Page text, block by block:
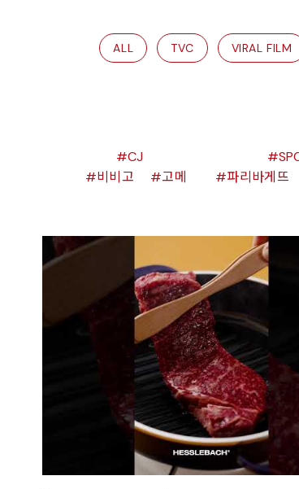
ALL TVC VIRAL FILM
CJ
비비고
고메
파리바게뜨